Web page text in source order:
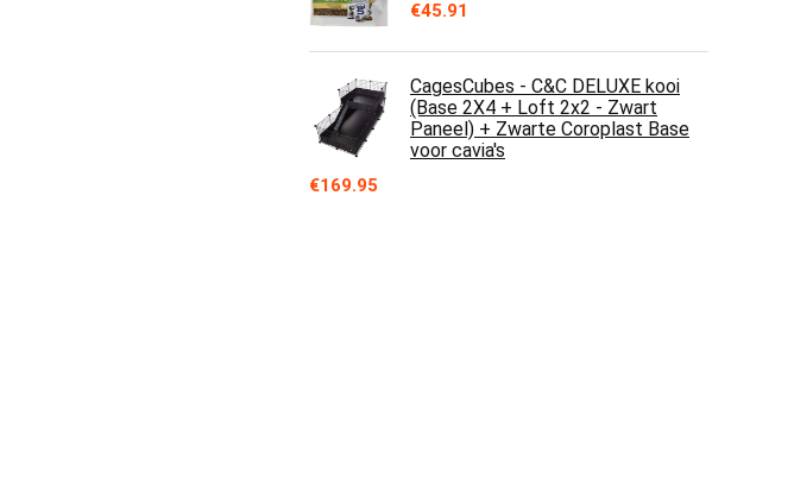
€45.91
CagesCubes - C&C DELUXE kooi
(Base 2X4 + Loft 2x2 - Zwart
Paneel) + Zwarte Coroplast Base
voor cavia's
€169.95